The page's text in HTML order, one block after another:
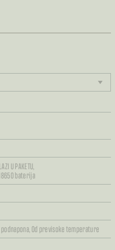
U PAKETU,
baterija
Od previsoke temperature